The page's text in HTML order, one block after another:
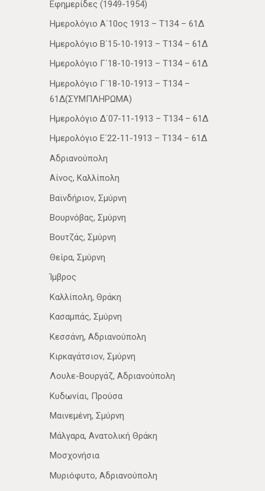
Εφημερίδες (1949-1954)
Ημερολόγιο Α΄10ος 1913 – Τ134 – 61Δ
Ημερολόγιο Β΄15-10-1913 – Τ134 – 61Δ
Ημερολόγιο Γ΄18-10-1913 – Τ134 – 61Δ
Ημερολόγιο Γ΄18-10-1913 – Τ134 –
61Δ(ΣΥΜΠΛΗΡΩΜΑ)
Ημερολόγιο Δ΄07-11-1913 – Τ134 – 61Δ
Ημερολόγιο Ε΄22-11-1913 – Τ134 – 61Δ
Αδριανούπολη
Αίνος, Καλλίπολη
Βαϊνδήριον, Σμύρνη
Βουρνόβας, Σμύρνη
Βουτζάς, Σμύρνη
Θείρα, Σμύρνη
Ίμβρος
Καλλίπολη, Θράκη
Κασαμπάς, Σμύρνη
Κεσσάνη, Αδριανούπολη
Κιρκαγάτσιον, Σμύρνη
Λουλε-Βουργάζ, Αδριανούπολη
Κυδωνίαι, Προύσα
Μαινεμένη, Σμύρνη
Μάλγαρα, Ανατολική Θράκη
Μοσχονήσια
Μυριόφυτο, Αδριανούπολη